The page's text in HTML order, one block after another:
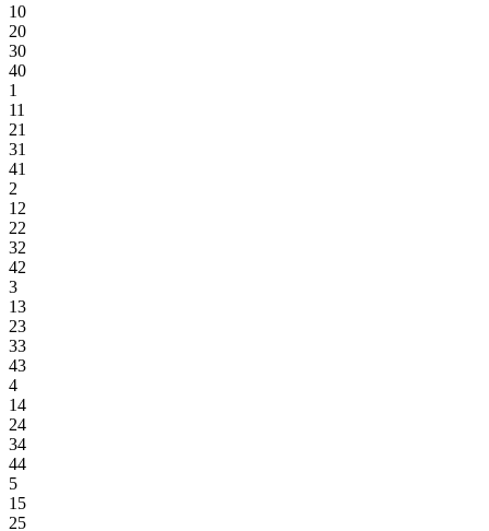
10
20
30
40
1
11
21
31
41
2
12
22
32
42
3
13
23
33
43
4
14
24
34
44
5
15
25